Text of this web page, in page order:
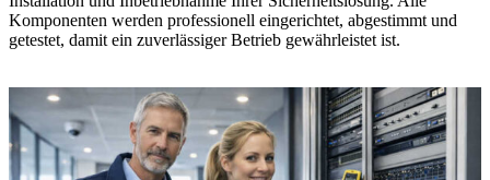
Komponenten werden professionell eingerichtet, abgestimmt und
getestet, damit ein zuverlässiger Betrieb gewährleistet ist.